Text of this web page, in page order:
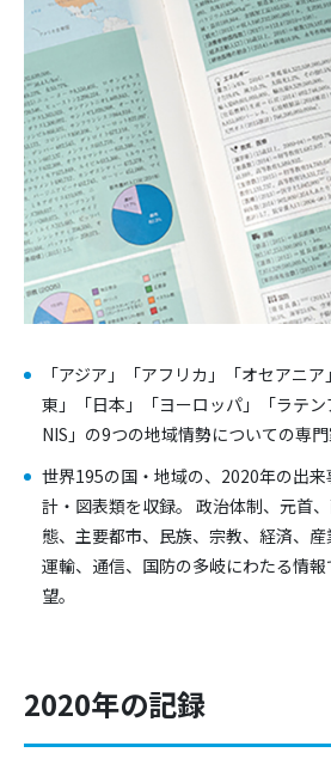
「アジア」「アフリカ」「オセアニ
東」「日本」「ヨーロッパ」「ラテン
NIS」の9つの地域情勢についての専門
世界195の国・地域の、2020年の出
計・図表類を収録。 政治体制、元首
態、主要都市、民族、宗教、経済、産
運輸、通信、国防の多岐にわたる情
望。
2020年の記録